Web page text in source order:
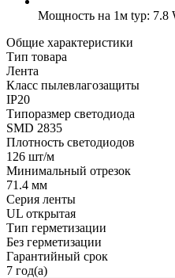
Мощность на 1м typ: 7.8
Общие характеристики
Тип товара
Лента
Класс пылевлагозащиты
IP20
Типоразмер светодиода
SMD 2835
Плотность светодиодов
126 шт/м
Минимальный отрезок
71.4 мм
Серия ленты
UL открытая
Тип герметизации
Без герметизации
Гарантийный срок
7 год(а)